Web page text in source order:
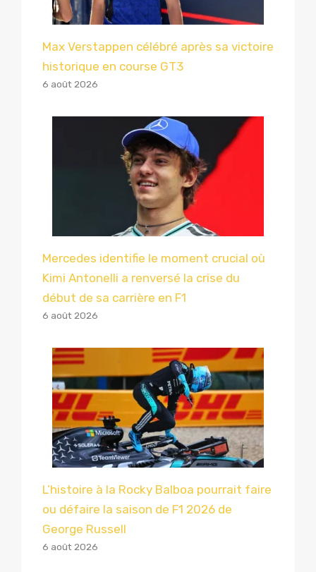
Max Verstappen célébré après sa victoire
historique en course GT3
6 août 2026
Mercedes identifie le moment crucial où
Kimi Antonelli a renversé la crise du
début de sa carrière en F1
6 août 2026
L’histoire à la Rocky Balboa pourrait faire
ou défaire la saison de F1 2026 de
George Russell
6 août 2026